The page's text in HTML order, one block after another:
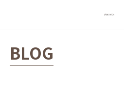
BLOG